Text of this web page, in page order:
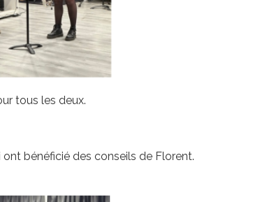
tous les deux.
ont bénéficié des conseils de Florent.